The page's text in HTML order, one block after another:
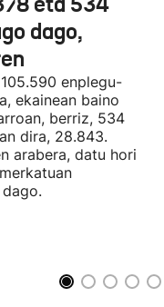
dago,
enplegu-
ekainean baino
berriz, 534
dira, 28.843.
arabera, datu hori